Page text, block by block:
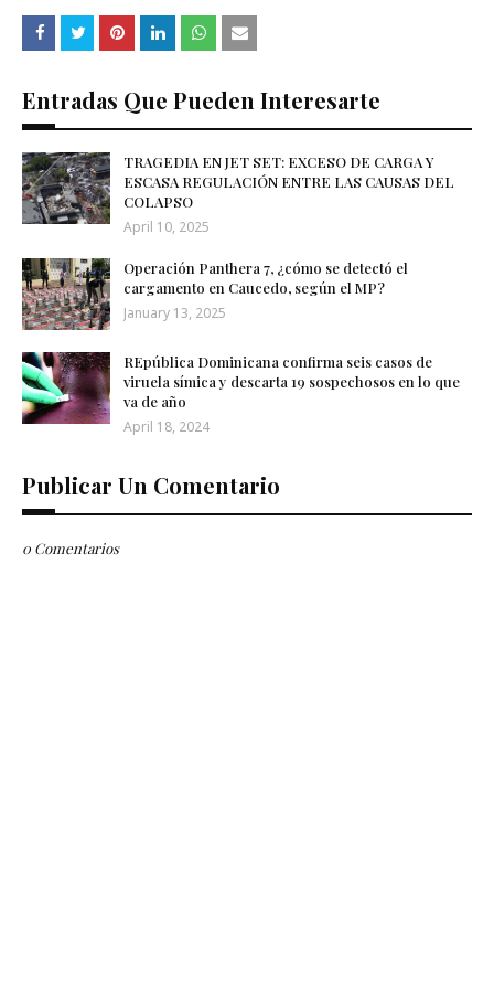
Entradas Que Pueden Interesarte
TRAGEDIA EN JET SET: EXCESO DE CARGA Y
ESCASA REGULACIÓN ENTRE LAS CAUSAS DEL
COLAPSO
April 10, 2025
Operación Panthera 7, ¿cómo se detectó el
cargamento en Caucedo, según el MP?
January 13, 2025
REpública Dominicana confirma seis casos de
viruela símica y descarta 19 sospechosos en lo que
va de año
April 18, 2024
Publicar Un Comentario
0 Comentarios